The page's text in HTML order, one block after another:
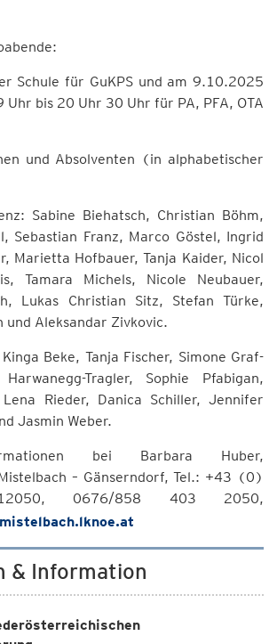
Schule für GuKPS und am 9.10.2025
Uhr bis 20 Uhr 30 Uhr für PA, PFA, OTA
und Absolventen (in alphabetischer
Sabine Biehatsch, Christian Böhm,
Sebastian Franz, Marco Göstel, Ingrid
Marietta Hofbauer, Tanja Kaider, Nicol
Tamara Michels, Nicole Neubauer,
Lukas Christian Sitz, Stefan Türke,
und Aleksandar Zivkovic.
Beke, Tanja Fischer, Simone Graf-
Tragler, Sophie Pfabigan,
Rieder, Danica Schiller, Jennifer
Jasmin Weber.
bei Barbara Huber,
– Gänserndorf, Tel.: +43 (0)
0676/858 403 2050,
& Information